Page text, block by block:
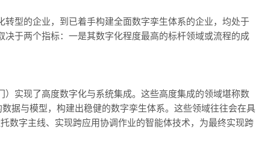
型的企业，到已着手构建全面数字孪生体系的企业，均处于
于两个指标：一是其数字化程度最高的标杆领域或流程的成
实现了高度数字化与系统集成。这些高度集成的领域堪称数
据与模型，构建出稳健的数字孪生体系。这些领域往往会在具
数字主线、实现跨应用协调作业的智能体技术，为最终实现跨